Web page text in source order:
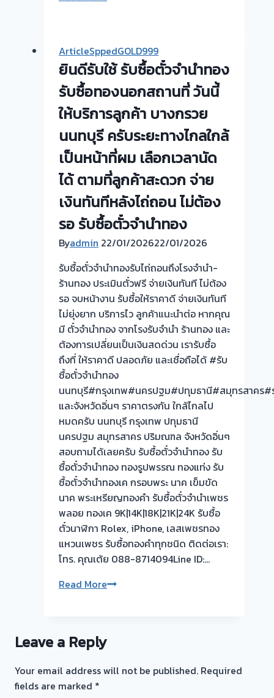
ซื้อ
ตั๋ว
จำนำ
ยินดี
บริการ
ประเมิน
หน้า
ตั๋ว
ฟรี
ตลาด
ศาลา
ยา
ทอง
💰
รับ
ถึง
โรง
จำนำ-
ร้าน
ทอง
ประเมิน
ตั๋ว
ฟรี
จ่าย
ทันที
ไม่
ต้อง
รอ
จบ
หน้า
งาน
📌
ผล
งาน
วัน
นี้
และ
ขอบคุณ
ลูกค้า
➡️รับ
ซื้อ
ตั๋ว
จำนำ
ทอง
นนทบุรี
🇹🇭
ArticleSppedGOLD999
ยินดีรับใช้ รับซื้อตั๋วจำนำทอง
รับซื้อทองนอกสถานที่ วันนี้
ให้บริการลูกค้า บางกรวย
นนทบุรี ครับระยะทางไกลใกล้
เป็นหน้าที่ผม เลือกเวลานัด
ได้ ตามที่ลูกค้าสะดวก จ่าย
เงินทันทีหลังไถ่ถอน ไม่ต้อง
รอ รับซื้อตั๋วจำนำทอง
Byadmin 22/01/202622/01/2026
รับซื้อตั๋วจำนำทองรับไถ่ถอนถึงโรงจำนำ-
ร้านทอง ประเมินตั๋วฟรี จ่ายเงินทันที ไม่ต้อง
รอ จบหน้างาน รับซื้อให้ราคาดี จ่ายเงินทันที
ไม่ยุ่งยาก บริการไว ลูกค้าแนะนำต่อ หากคุณ
มี ตั๋วจำนำทอง จากโรงรับจำนำ ร้านทอง และ
ต้องการเปลี่ยนเป็นเงินสดด่วน เรารับซื้อ
ถึงที่ ให้ราคาดี ปลอดภัย และเชื่อถือได้ #รับ
ซื้อตั๋วจำนำทอง
นนทบุรี#กรุงเทพ#นครปฐม#ปทุมธานี#สมุทรสาคร#
และจังหวัดอิ่นๆ ราคาตรงกัน ใกล้ไกลไป
หมดครับ นนทบุรี กรุงเทพ ปทุมธานี
นครปฐม สมุทรสาคร ปริมณฑล จังหวัดอิ่นๆ
สอบถามได้เลยครับ รับซื้อตั๋วจำนำทอง รับ
ซื้อตั๋วจำนำทอง ทองรูปพรรณ ทองแท่ง รับ
ซื้อตั๋วจำนำทองเค กรอบพระ นาค เข็มขัด
นาค พระเหรียญทองคำ รับซื้อตั๋วจำนำเพชร
พลอย ทองเค 9K|14K|18K|21K|24K รับซื้อ
ตั๋วนาฬิกา Rolex, iPhone, เลสเพชรทอง
แหวนเพชร รับซื้อทองคำทุกชนิด ติดต่อเรา:
โทร. คุณเต้ย 088-8714094Line ID:…
Read Moreยินดี
ซื้อ
จำนำ
Leave a Reply
Your email address will not be published. Required
fields are marked *